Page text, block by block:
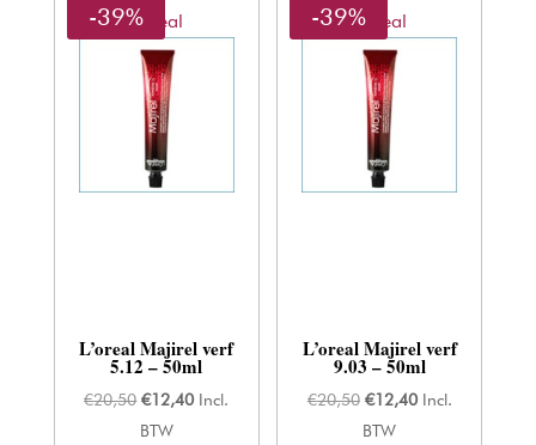
L'oreal
-39%
L’oreal Majirel verf
5.12 – 50ml
€20,50 Oorspronkelijke
prijs
€12,40Huidige
Incl.
BTW
L'oreal
-39%
L’oreal Majirel verf
9.03 – 50ml
€20,50 Oorspronkelijke
prijs
€12,40Huidige
Incl.
BTW